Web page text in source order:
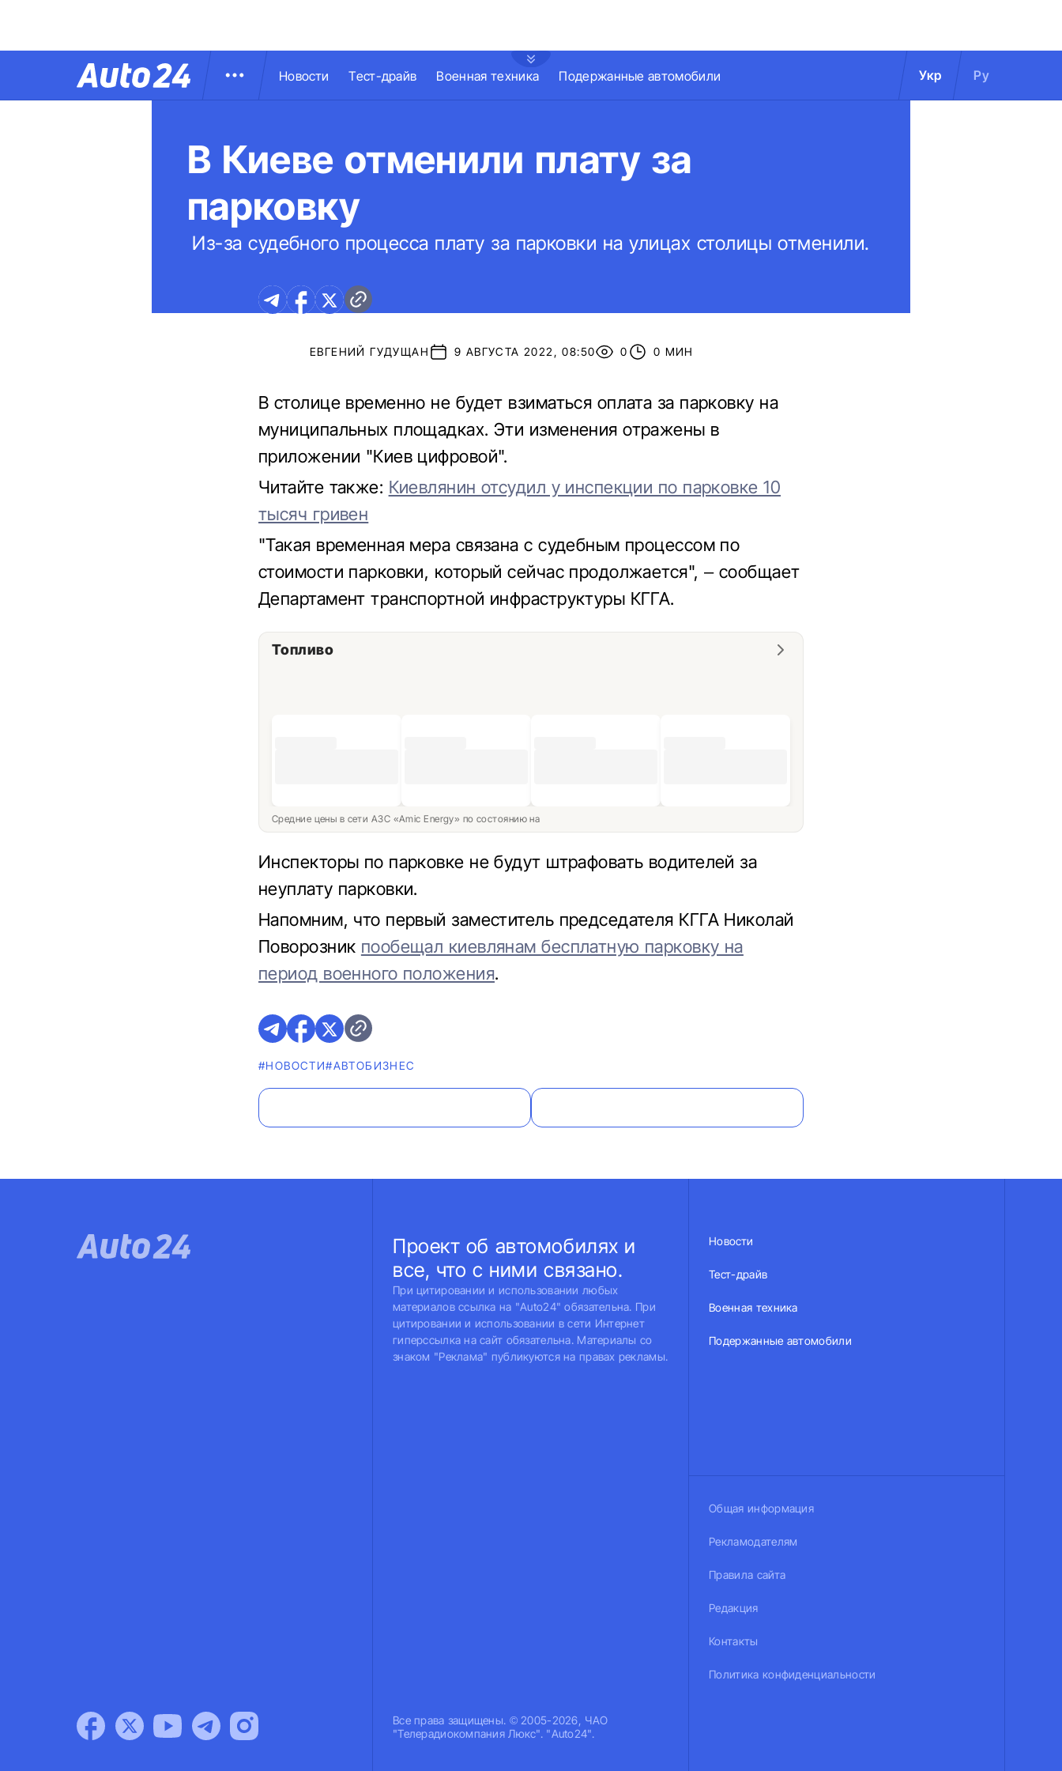
Новости Тест-драйв Военная техника Подержанные автомобили Укр Ру
В Киеве отменили плату за
парковку
Из-за судебного процесса плату за парковки на улицах столицы отменили.
ЕВГЕНИЙ ГУДУЩАН 9 АВГУСТА 2022, 08:50 0 0 МИН
В столице временно не будет взиматься оплата за парковку на
муниципальных площадках. Эти изменения отражены в
приложении "Киев цифровой".
Читайте также: Киевлянин отсудил у инспекции по парковке 10
тысяч гривен
"Такая временная мера связана с судебным процессом по
стоимости парковки, который сейчас продолжается", – сообщает
Департамент транспортной инфраструктуры КГГА.
Топливо
Средние цены в сети АЗС «Amic Energy» по состоянию на
Инспекторы по парковке не будут штрафовать водителей за
неуплату парковки.
Напомним, что первый заместитель председателя КГГА Николай
Поворозник пообещал киевлянам бесплатную парковку на
период военного положения.
#НОВОСТИ#AВТОБИЗНЕС
Проект об автомобилях и
все, что с ними связано.
При цитировании и использовании любых
материалов ссылка на "Auto24" обязательна. При
цитировании и использовании в сети Интернет
гиперссылка на сайт обязательна. Материалы со
знаком "Реклама" публикуются на правах рекламы.
Все права защищены. © 2005-2026, ЧАО
"Телерадиокомпания Люкс". "Auto24".
Новости
Тест-драйв
Военная техника
Подержанные автомобили
Общая информация
Рекламодателям
Правила сайта
Редакция
Контакты
Политика конфиденциальности